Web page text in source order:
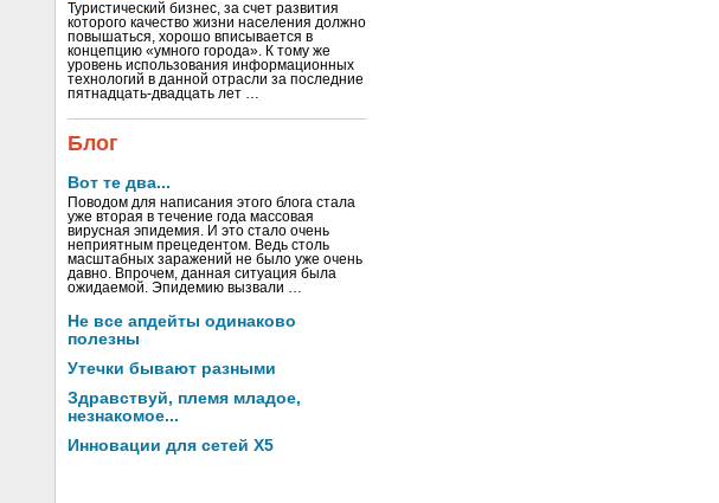
Туристический бизнес, за счет развития
которого качество жизни населения должно
повышаться, хорошо вписывается в
концепцию «умного города». К тому же
уровень использования информационных
технологий в данной отрасли за последние
пятнадцать-двадцать лет …
Блог
Вот те два...
Поводом для написания этого блога стала
уже вторая в течение года массовая
вирусная эпидемия. И это стало очень
неприятным прецедентом. Ведь столь
масштабных заражений не было уже очень
давно. Впрочем, данная ситуация была
ожидаемой. Эпидемию вызвали …
Не все апдейты одинаково
полезны
Утечки бывают разными
Здравствуй, племя младое,
незнакомое...
Инновации для сетей X5